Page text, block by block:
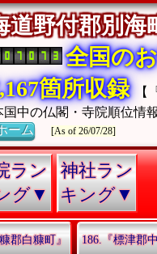
道野付郡別
全国の
箇所収録
【
国中の仏閣・寺院順位情
ーム [As of 26/07/28]
ラン
グ▼
神社ラン
キング▼
郡白糠町』 186.『標津郡